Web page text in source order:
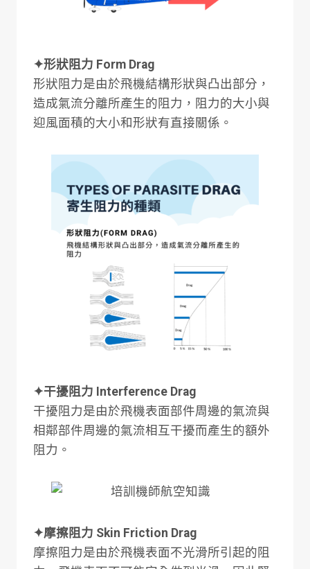
✦形狀阻力 Form Drag
形狀阻力是由於飛機結構形狀與凸出部分，
造成氣流分離所產生的阻力，阻力的大小與
迎風面積的大小和形狀有直接關係。
✦干擾阻力 Interference Drag
干擾阻力是由於飛機表面部件周邊的氣流與
相鄰部件周邊的氣流相互干擾而產生的額外
阻力。
✦摩擦阻力 Skin Friction Drag
摩擦阻力是由於飛機表面不光滑所引起的阻